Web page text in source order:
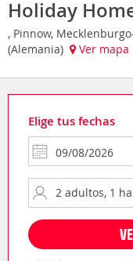
Holiday
, Pinnow,
(Alemania)
Ver mapa
Elige tus fechas